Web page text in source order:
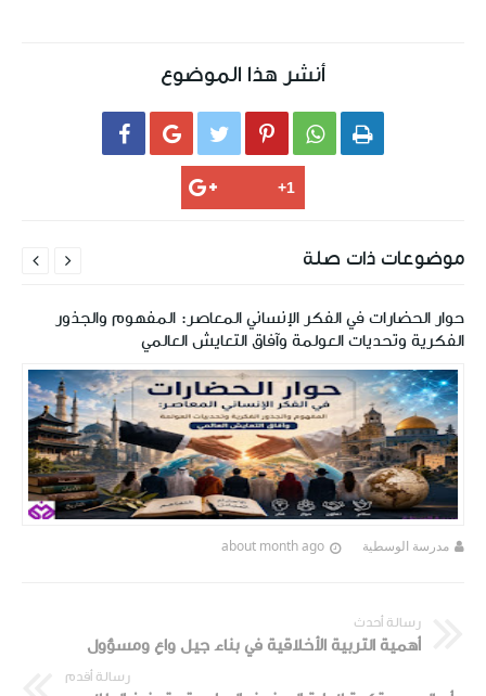
أنشر هذا الموضوع
     
موضوعات ذات صلة
حوار الحضارات في الفكر الإنساني المعاصر: المفهوم والجذور
الفكرية وتحديات العولمة وآفاق التعايش العالمي
مدرسة الوسطية about month ago


رسالة أحدث
أهمية التربية الأخلاقية في بناء جيل واعٍ ومسؤول
رسالة أقدم